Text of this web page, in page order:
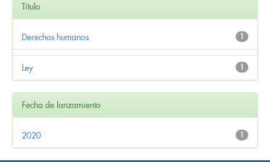
Título
1
Derechos humanos
1
Ley
Fecha de lanzamiento
1
2020